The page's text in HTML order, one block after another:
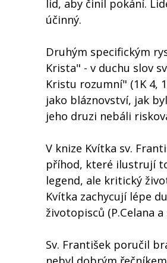
lid, aby činil pokání.
účinný.
Druhým specifickým
Krista" - v duchu slov
Kristu rozumní" (1K 4,
jako bláznovství, jak
jeho druzi nebáli
V knize Kvítka sv.
příhod, které ilustrují
legend, ale kritický
Kvítka zachycují lépe
životopisců (P.Celana
Sv. František poručil